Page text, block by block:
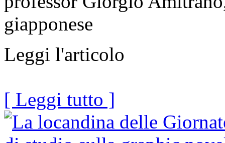
giapponese
Leggi l'articolo
[ Leggi tutto ]